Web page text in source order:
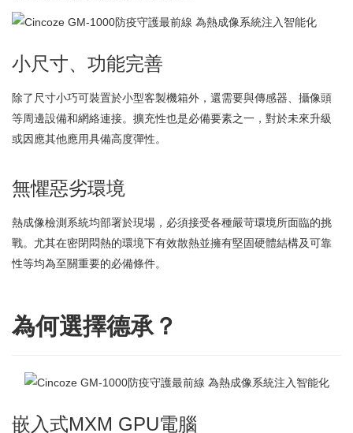
小尺寸、功能完善
除了尺寸小巧可裝置於小型客製機箱外，還需要與傳感器、攝像頭
等周邊設備和網絡連接。擴充性也是必備要素之一，對於未來升級
或因應其他應用具備高度彈性。
無懼惡劣環境
熱成像檢測系統均部署於現場，必須接受各種嚴苛環境所面臨的挑
戰。尤其在密閉悶熱的環境下有效散熱並擁有堅固硬體結構及可靠
性等均為至關重要的必備條件。
為何選擇德承？
嵌入式MXM GPU電腦